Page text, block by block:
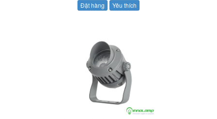
Đặt hàng Yêu thích